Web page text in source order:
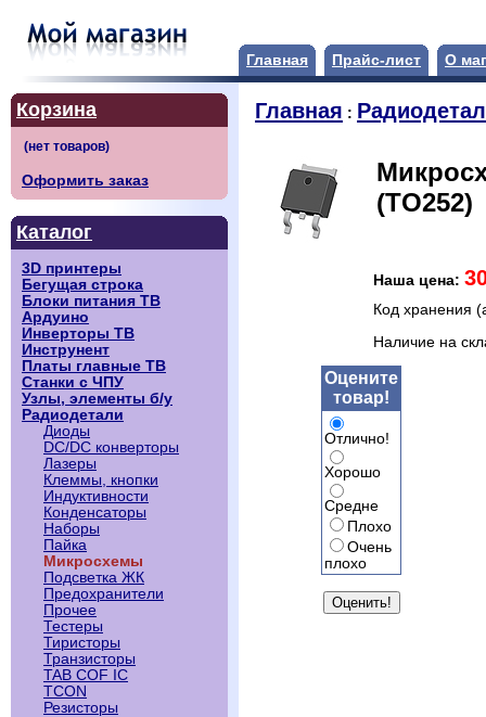
Главная Прайс-лист О
Корзина
Оформить заказ
Каталог
3D принтеры
Бегущая строка
Блоки питания ТВ
Ардуино
Инверторы ТВ
Инструнент
Платы главные ТВ
Станки с ЧПУ
Узлы, элементы б/у
Радиодетали
Диоды
DC/DC конверторы
Лазеры
Клеммы, кнопки
Индуктивности
Конденсаторы
Наборы
Пайка
Микросхемы
Подсветка ЖК
Предохранители
Прочее
Тестеры
Тиристоры
Транзисторы
TAB COF IC
TCON
Резисторы
Главная :
(TO252)
Наша цена:
Код хранения
Наличие на
Оцените
товар!
Отлично!
Хорошо
Средне
Плохо
Очень
плохо